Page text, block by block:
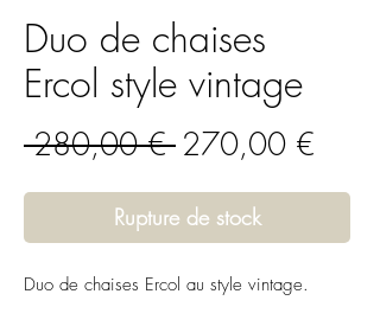
Duo de chaises
Ercol style vintage
280,00 € Prix
original
270,00 €
Rupture de stock
Duo de chaises Ercol au style vintage.